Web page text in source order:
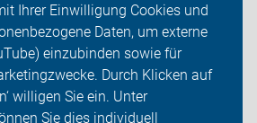
Ihrer Einwilligung Cookies und
Daten, um externe
einzubinden sowie für
Durch Klicken auf
willigen Sie ein. Unter
Sie dies individuell
und im Kreis Viersen